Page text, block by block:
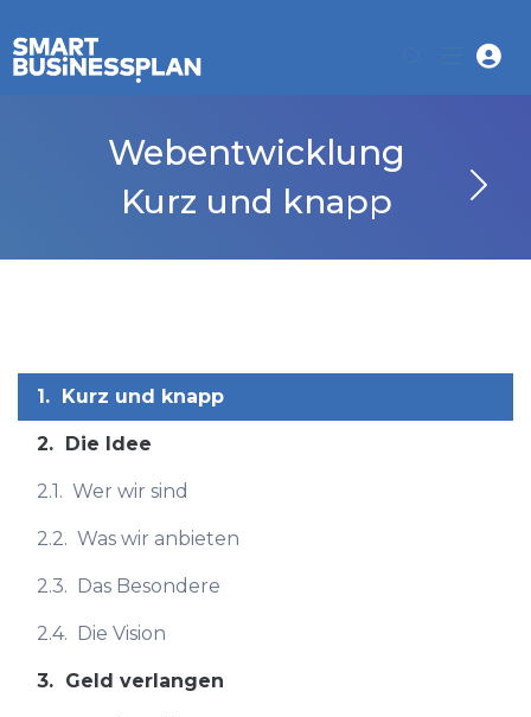
Webentwicklung
Kurz und knapp
1. Kurz und knapp
2. Die Idee
2.1. Wer wir sind
2.2. Was wir anbieten
2.3. Das Besondere
2.4. Die Vision
3. Geld verlangen